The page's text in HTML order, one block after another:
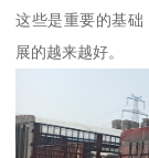
这些是重要的基
展的越来越好。